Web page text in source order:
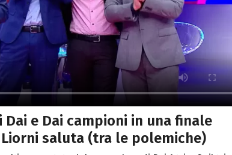
Dai e Dai campioni in una finale
saluta (tra le polemiche)